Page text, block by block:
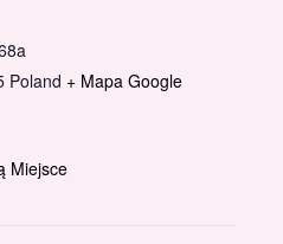
Poland + Mapa Google
Miejsce